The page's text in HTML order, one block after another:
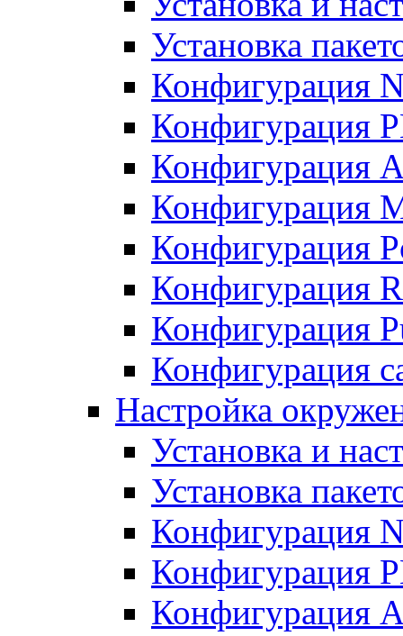
Установка
Конфигурация
Конфигурация
Конфигурация
Конфигурация
Конфигурация
Конфигурация
Конфигурация
Конфигурация
Настройка
Установка и
Установка
Конфигурация
Конфигурация
Конфигурация